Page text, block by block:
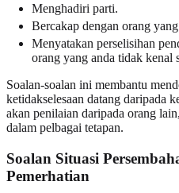
Menghadiri parti.
Bercakap dengan orang
Menyatakan perselisihan
orang yang anda tidak kenal
Soalan-soalan ini membantu
ketidakselesaan datang daripada
akan penilaian daripada orang
dalam pelbagai tetapan.
Soalan Situasi
Pemerhatian